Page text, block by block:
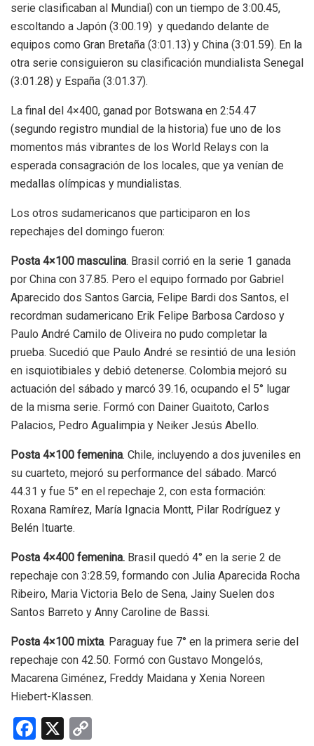
serie clasificaban al Mundial) con un tiempo de 3:00.45,
escoltando a Japón (3:00.19) y quedando delante de
equipos como Gran Bretaña (3:01.13) y China (3:01.59). En la
otra serie consiguieron su clasificación mundialista Senegal
(3:01.28) y España (3:01.37).
La final del 4×400, ganad por Botswana en 2:54.47
(segundo registro mundial de la historia) fue uno de los
momentos más vibrantes de los World Relays con la
esperada consagración de los locales, que ya venían de
medallas olímpicas y mundialistas.
Los otros sudamericanos que participaron en los
repechajes del domingo fueron:
Posta 4×100 masculina. Brasil corrió en la serie 1 ganada
por China con 37.85. Pero el equipo formado por Gabriel
Aparecido dos Santos Garcia, Felipe Bardi dos Santos, el
recordman sudamericano Erik Felipe Barbosa Cardoso y
Paulo André Camilo de Oliveira no pudo completar la
prueba. Sucedió que Paulo André se resintió de una lesión
en isquiotibiales y debió detenerse. Colombia mejoró su
actuación del sábado y marcó 39.16, ocupando el 5° lugar
de la misma serie. Formó con Dainer Guaitoto, Carlos
Palacios, Pedro Agualimpia y Neiker Jesús Abello.
Posta 4×100 femenina. Chile, incluyendo a dos juveniles en
su cuarteto, mejoró su performance del sábado. Marcó
44.31 y fue 5° en el repechaje 2, con esta formación:
Roxana Ramírez, María Ignacia Montt, Pilar Rodríguez y
Belén Ituarte.
Posta 4×400 femenina. Brasil quedó 4° en la serie 2 de
repechaje con 3:28.59, formando con Julia Aparecida Rocha
Ribeiro, Maria Victoria Belo de Sena, Jainy Suelen dos
Santos Barreto y Anny Caroline de Bassi.
Posta 4×100 mixta. Paraguay fue 7° en la primera serie del
repechaje con 42.50. Formó con Gustavo Mongelós,
Macarena Giménez, Freddy Maidana y Xenia Noreen
Hiebert-Klassen.
F
X